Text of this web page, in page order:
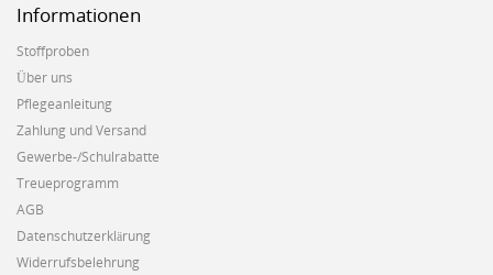
Informationen
Stoffproben
Über uns
Pflegeanleitung
Zahlung und Versand
Gewerbe-/Schulrabatte
Treueprogramm
AGB
Datenschutzerklärung
Widerrufsbelehrung